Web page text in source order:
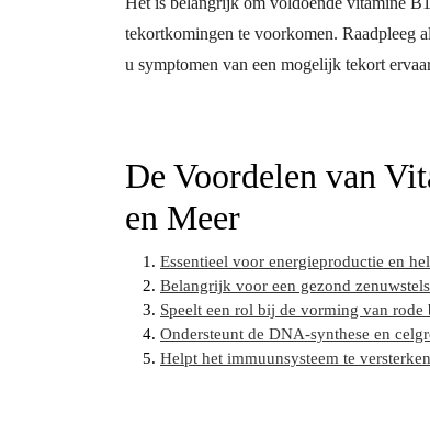
tekortkomingen te voorkomen. Raadpleeg
u symptomen van een mogelijk tekort
De Voordelen van
en Meer
Essentieel voor energieproductie en
Belangrijk voor een gezond
Speelt een rol bij de vorming van
Ondersteunt de DNA-synthese en
Helpt het immuunsysteem te